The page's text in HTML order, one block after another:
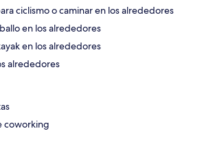
ciclismo o caminar en los alrededores
en los alrededores
en los alrededores
alrededores
coworking